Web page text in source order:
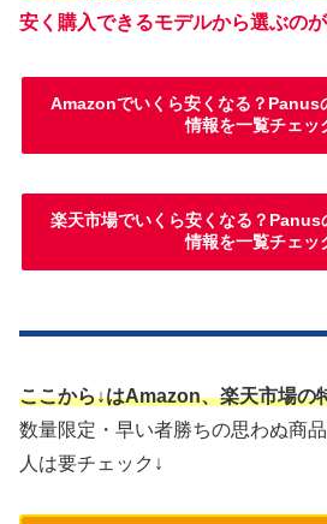
安く購入できるモデルから選ぶの
Amazonでいくら安くなる？Panus
情報を一覧チェッ
楽天市場でいくら安くなる？Panus
情報を一覧チェッ
ここから↓はAmazon、楽天市場の
数量限定・早い者勝ちの思わぬ商
人は要チェック↓